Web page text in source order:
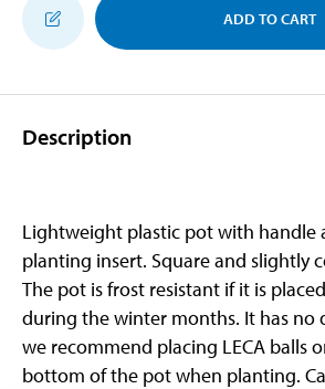
ADD TO CART
Description
Lightweight plastic pot with handle
planting insert. Square and slightly
The pot is frost resistant if it is
during the winter months. It has no
we recommend placing LECA balls
bottom of the pot when planting.